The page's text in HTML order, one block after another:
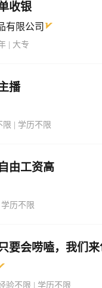
收银
有限公司
| 大专
播
限 | 学历不限
由工资高
历不限
要会唠嗑，我们来
验不限 | 学历不限